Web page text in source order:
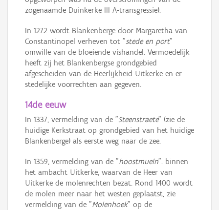
zogenaamde Duinkerke III A-transgressie).
In 1272 wordt Blankenberge door Margaretha van
Constantinopel verheven tot "stede en port"
omwille van de bloeiende vishandel. Vermoedelijk
heeft zij het Blankenbergse grondgebied
afgescheiden van de Heerlijkheid Uitkerke en er
stedelijke voorrechten aan gegeven.
14de eeuw
In 1337, vermelding van de "Steenstraete" (zie de
huidige Kerkstraat op grondgebied van het huidige
Blankenberge) als eerste weg naar de zee.
In 1359, vermelding van de "hoostmueln". binnen
het ambacht Uitkerke, waarvan de Heer van
Uitkerke de molenrechten bezat. Rond 1400 wordt
de molen meer naar het westen geplaatst, zie
vermelding van de "Molenhoek" op de